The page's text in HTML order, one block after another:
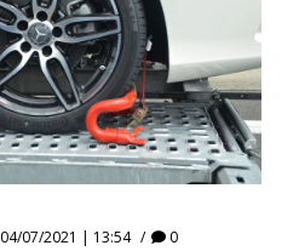
04/07/2021 | 13:54 0